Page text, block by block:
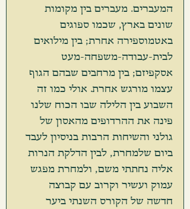
המעברים. מעברים בין מקומות
שונים בארץ, שכמו ספוגים
באטמוספירה אחרת; בין מילואים
לבית-עבודה-משפחה-מעט
אסקפיזם; בין מרחבים שבהם הגוף
עצמו מורגש אחרת. אולי כמו זה
השבוע בין הלילה שבו הכוח שלנו
פינה את ההרדופים מהאסון של
גולני והשיחות הרבות בניסיון לעבד
ביום שלמחרת, לבין הדלקת הנרות
אליה נחתתי משם, ולמחרת מפגש
עמוק ועשיר וקרוב עם קבוצה
חדשה של הקורס השנתי ביער